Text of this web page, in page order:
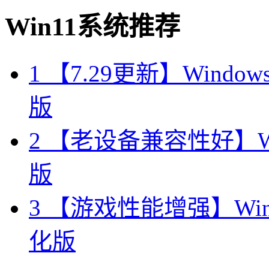
Win11系统推荐
1
【7.29更新】
版
2 【老设备兼容性好】
版
3 【游戏性能增强】
化版